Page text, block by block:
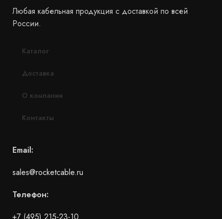
Любая кабельная продукция с доставкой по всей
России.
Каталог
Доставка
О компании
Контакты
Email:
sales@rocketcable.ru
Телефон:
+7 (495) 215-23-10